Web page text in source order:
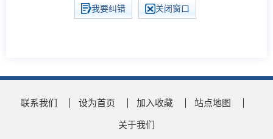
我要纠错 关闭窗口
联系我们 设为首页 加入收藏
站点地图
关于我们